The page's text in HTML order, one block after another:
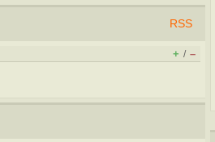
RSS
+ / –